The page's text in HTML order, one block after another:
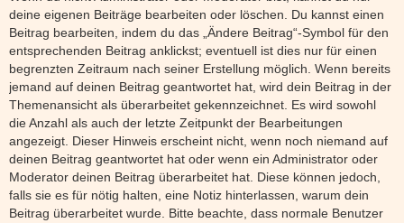
deine eigenen Beiträge bearbeiten oder löschen. Du kannst einen
Beitrag bearbeiten, indem du das „Ändere Beitrag“-Symbol für den
entsprechenden Beitrag anklickst; eventuell ist dies nur für einen
begrenzten Zeitraum nach seiner Erstellung möglich. Wenn bereits
jemand auf deinen Beitrag geantwortet hat, wird dein Beitrag in der
Themenansicht als überarbeitet gekennzeichnet. Es wird sowohl
die Anzahl als auch der letzte Zeitpunkt der Bearbeitungen
angezeigt. Dieser Hinweis erscheint nicht, wenn noch niemand auf
deinen Beitrag geantwortet hat oder wenn ein Administrator oder
Moderator deinen Beitrag überarbeitet hat. Diese können jedoch,
falls sie es für nötig halten, eine Notiz hinterlassen, warum dein
Beitrag überarbeitet wurde. Bitte beachte, dass normale Benutzer